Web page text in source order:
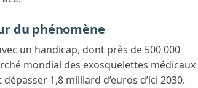
du phénomène
un handicap, dont près de 500 000
mondial des exosquelettes médicaux
1,8 milliard d’euros d’ici 2030.